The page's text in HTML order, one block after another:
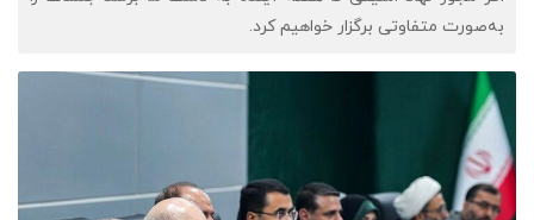
به‌صورت متفاوتی برگزار خواهیم کرد.